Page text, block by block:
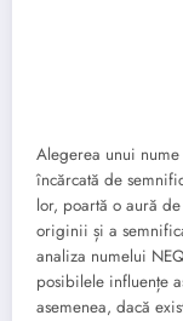
Alegerea unui
încărcată de
lor, poartă o aură
originii și a
analiza numelui
posibilele influențe
asemenea, dacă